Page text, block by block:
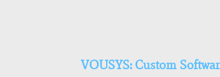
VOUSYS: Custom